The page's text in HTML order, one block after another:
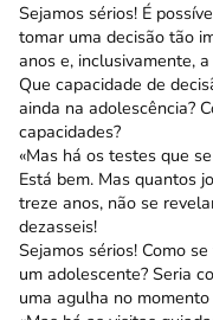
Sejamos sérios! É
tomar uma decisão tão
anos e, inclusivamente,
Que capacidade de
ainda na adolescência?
capacidades?
«Mas há os testes que
Está bem. Mas quantos
treze anos, não se
dezasseis!
Sejamos sérios! Como
um adolescente? Seria
uma agulha no